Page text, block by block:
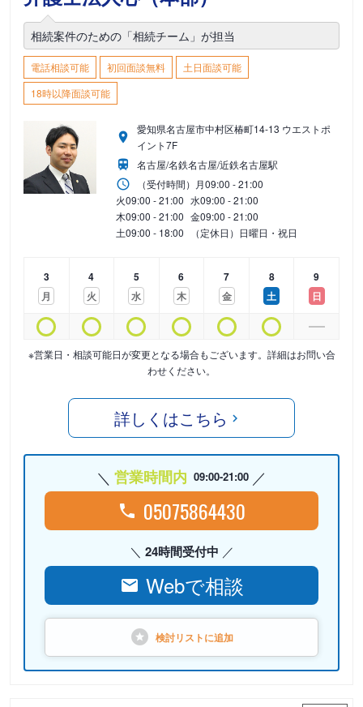
相続案件のための「相続チーム」が担当
電話相談可能 初回面談無料
土日面談可能
18時以降面談可能
愛知県名古屋市中村区椿町14-13 ウエストポ
イント7F
名古屋/名鉄名古屋/近鉄名古屋駅
（受付時間） 月09:00 - 21:00
火09:00 - 21:00 水09:00 - 21:00
木09:00 - 21:00 金09:00 - 21:00
土09:00 - 18:00 （定休日）日曜日・祝日
3
月
4
火
5
水
6
木
7
金
8
土
9
日
※営業日・相談可能日が変更となる場合もございます。詳細はお問い合
わせください。
詳しくはこちら
営業時間内 09:00-21:00
05075864430
24時間受付中
Webで相談
検討リストに追加